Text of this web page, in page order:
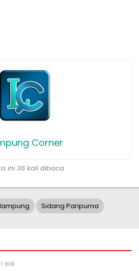
Corner
ini 36 kali dibaca
Sidang Paripurna
WIB